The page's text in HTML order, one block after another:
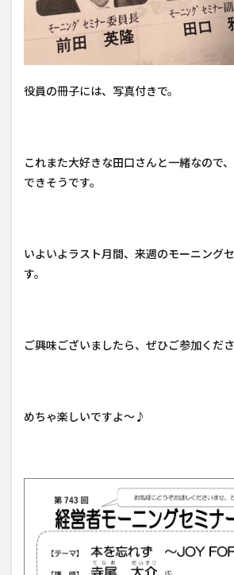
役員の冊子には、写真付きで。
これまた大好きな田口さんと一緒なので
できそうです。
いよいよラスト月間、来週のモーニング
す。
ご興味ございましたら、ぜひご参加くださ
めちゃ楽しいですよ～♪